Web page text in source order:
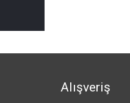
Alışveriş